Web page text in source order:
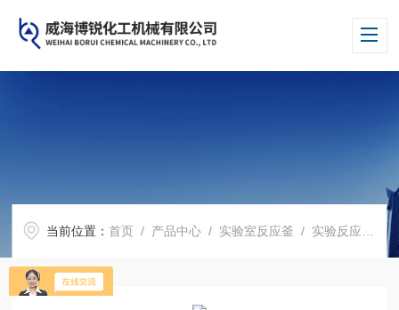
当前位置：首页 / 产品中心 / 实验室反应釜 / 实验反应釜 /